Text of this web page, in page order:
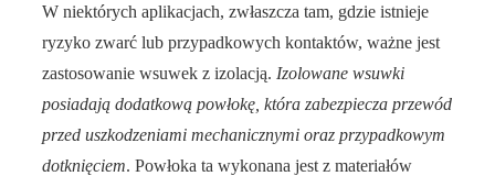
W niektórych aplikacjach, zwłaszcza tam, gdzie istnieje
ryzyko zwarć lub przypadkowych kontaktów, ważne jest
zastosowanie wsuwek z izolacją. Izolowane wsuwki
posiadają dodatkową powłokę, która zabezpiecza przewód
przed uszkodzeniami mechanicznymi oraz przypadkowym
dotknięciem. Powłoka ta wykonana jest z materiałów